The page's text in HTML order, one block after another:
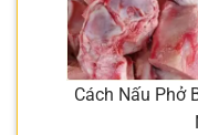
Cách Nấu Phở